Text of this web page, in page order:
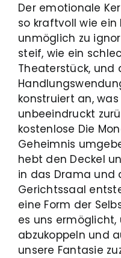
Der emotionale
so kraftvoll wie ein
unmöglich zu
steif, wie ein
Theaterstück, und
konstruiert an,
unbeeindruckt
kostenlose Die
Geheimnis
hebt den Deckel
in das Drama und
Gerichtssaal
eine Form der
es uns ermöglicht,
abzukoppeln und
unsere Fantasie